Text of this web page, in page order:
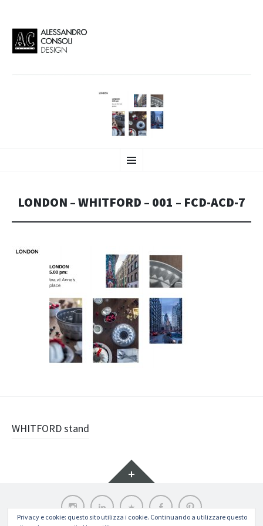
AC DESIGN | ALESSANDRO
Art direction. Iseo Lake. ITALY
Menu
AL
LONDON – WHITFORD – 001 – FCD-ACD-7
Navigazione
WHITFORD stand
Widget
InstagramLinkedIn ArchiloversFacebookPinterest
Privacy e cookie: questo sito utilizza i cookie. Continuando a utilizzare questo